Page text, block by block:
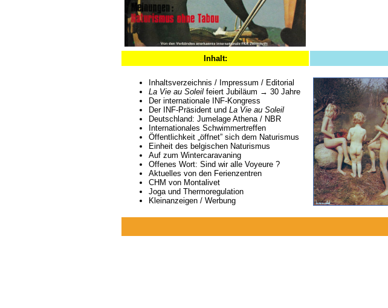
Inhalt:
Inhaltsverzeichnis / Impressum / Editorial
La Vie au Soleil feiert Jubiläum → 30 Jahre
Der internationale INF-Kongress
Der INF-Präsident und La Vie au Soleil
Deutschland: Jumelage Athena / NBR
Internationales Schwimmertreffen
Öffentlichkeit „öffnet” sich dem Naturismus
Einheit des belgischen Naturismus
Auf zum Wintercaravaning
Offenes Wort: Sind wir alle Voyeure ?
Aktuelles von den Ferienzentren
CHM von Montalivet
Joga und Thermoregulation
Kleinanzeigen / Werbung